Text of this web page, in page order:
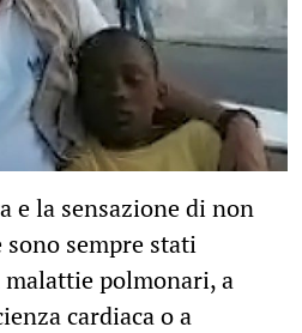
e la sensazione di non
sempre stati
polmonari, a
cardiaca o a